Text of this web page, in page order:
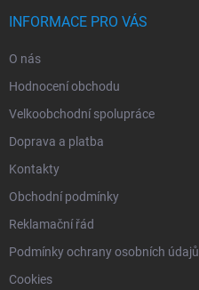
INFORMACE PRO VÁS
O nás
Hodnocení obchodu
Velkoobchodní spolupráce
Doprava a platba
Kontakty
Obchodní podmínky
Reklamační řád
Podmínky ochrany osobních údajů
Cookies